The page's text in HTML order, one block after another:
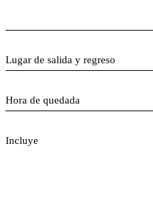
Lugar de salida y regreso
Hora de quedada
Incluye